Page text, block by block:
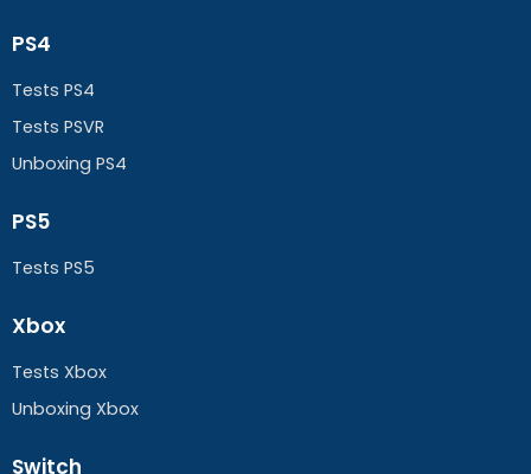
PS4
Tests PS4
Tests PSVR
Unboxing PS4
PS5
Tests PS5
Xbox
Tests Xbox
Unboxing Xbox
Switch